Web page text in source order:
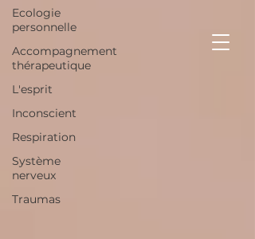
Ecologie
personnelle
Accompagnement
thérapeutique
L'esprit
Inconscient
Respiration
Système
nerveux
Traumas